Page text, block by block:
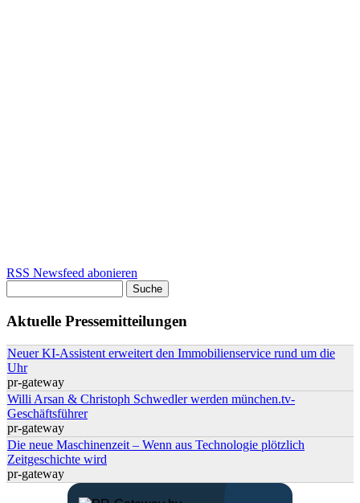
RSS Newsfeed abonieren
Aktuelle Pressemitteilungen
Neuer KI-Assistent erweitert den Immobilienservice rund um die
Uhr
pr-gateway
Willi Arsan & Christoph Schwedler werden münchen.tv-
Geschäftsführer
pr-gateway
Die neue Maschinenzeit – Wenn aus Technologie plötzlich
Zeitgeschichte wird
pr-gateway